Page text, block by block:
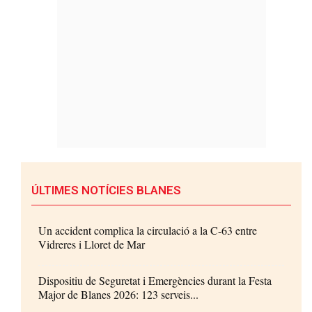
ÚLTIMES NOTÍCIES BLANES
Un accident complica la circulació a la C-63 entre
Vidreres i Lloret de Mar
Dispositiu de Seguretat i Emergències durant la Festa
Major de Blanes 2026: 123 serveis...